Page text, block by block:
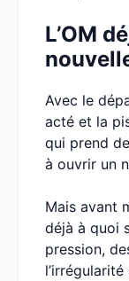
L’OM
Avec le
acté et la
qui prend de
à ouvrir un
Mais avant
déjà à quoi
pression,